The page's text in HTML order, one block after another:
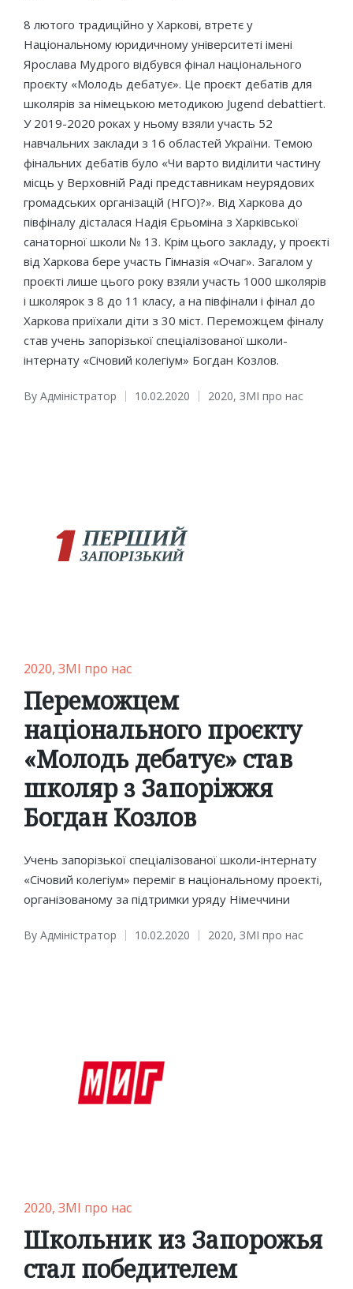
8 лютого традиційно у Харкові, втретє у
Національному юридичному університеті імені
Ярослава Мудрого відбувся фінал національного
проєкту «Молодь дебатує». Це проєкт дебатів для
школярів за німецькою методикою Jugend debattiert.
У 2019-2020 роках у ньому взяли участь 52
навчальних заклади з 16 областей України. Темою
фінальних дебатів було «Чи варто виділити частину
місць у Верховній Раді представникам неурядових
громадських організацій (НГО)?». Від Харкова до
півфіналу дісталася Надія Єрьоміна з Харківської
санаторної школи № 13. Крім цього закладу, у проєкті
від Харкова бере участь Гімназія «Очаг». Загалом у
проєкті лише цього року взяли участь 1000 школярів
і школярок з 8 до 11 класу, а на півфінали і фінал до
Харкова приїхали діти з 30 міст. Переможцем фіналу
став учень запорізької спеціалізованої школи-
інтернату «Січовий колегіум» Богдан Козлов.
Posted
By Адміністратор 10.02.2020
Posted
2020, ЗМІ про нас
Posted
in
2020 ЗМІ про нас
Переможцем
національного проєкту
«Молодь дебатує» став
школяр з Запоріжжя
Богдан Козлов
Учень запорізької спеціалізованої школи-інтернату
«Січовий колегіум» переміг в національному проекті,
організованому за підтримки уряду Німеччини
Posted
By Адміністратор 10.02.2020
Posted
2020, ЗМІ про нас
Posted
in
2020 ЗМІ про нас
Школьник из Запорожья
стал победителем